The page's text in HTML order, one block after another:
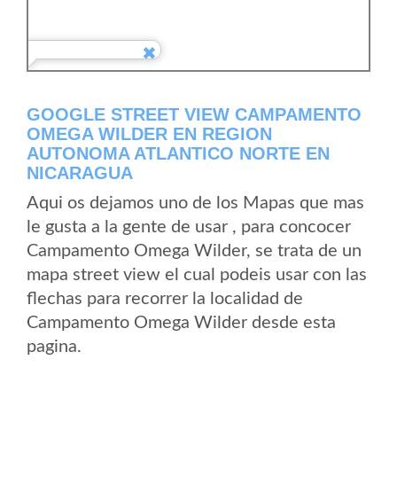
GOOGLE STREET VIEW CAMPAMENTO
OMEGA WILDER EN REGION
AUTONOMA ATLANTICO NORTE EN
NICARAGUA
Aqui os dejamos uno de los Mapas que mas
le gusta a la gente de usar , para concocer
Campamento Omega Wilder, se trata de un
mapa street view el cual podeis usar con las
flechas para recorrer la localidad de
Campamento Omega Wilder desde esta
pagina.